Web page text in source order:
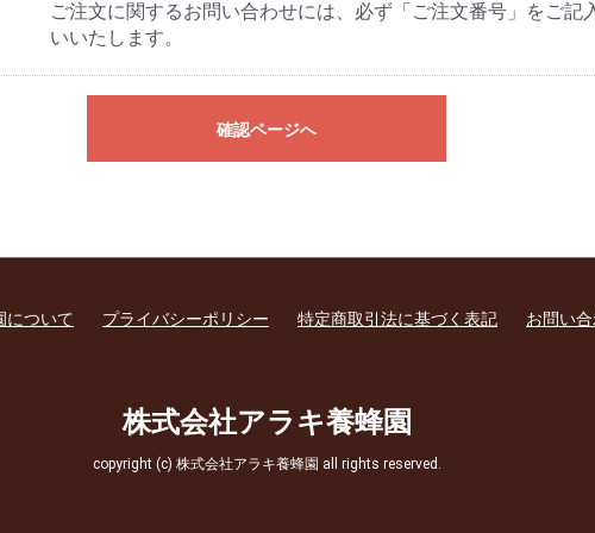
ご注文に関するお問い合わせには、必ず「ご注文番号」をご記
いいたします。
確認ページへ
について プライバシーポリシー 特定商取引法に基づく表記 お問い
株式会社アラキ養蜂園
copyright (c) 株式会社アラキ養蜂園 all rights reserved.